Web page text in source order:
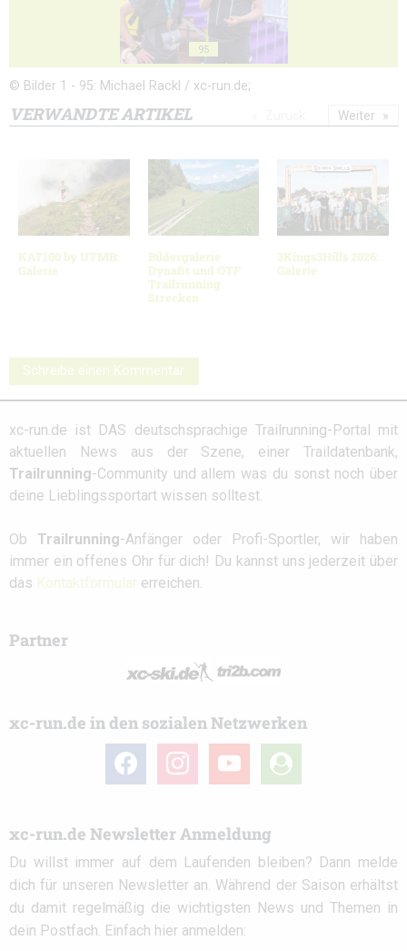
95
© Bilder 1 - 95: Michael Rackl / xc-run.de;
VERWANDTE ARTIKEL
KAT100 by UTMB:
Galerie
Bildergalerie
Dynafit und OTF
Trailrunning
Strecken
3Kings3Hills 2026:
Galerie
Weiter
Schreibe einen Kommentar
xc-run.de ist DAS deutschsprachige Trailrunning-Portal mit
aktuellen News aus der Szene, einer Traildatenbank,
Trailrunning-Community und allem was du sonst noch über
deine Lieblingssportart wissen solltest.
Ob Trailrunning-Anfänger oder Profi-Sportler, wir haben
immer ein offenes Ohr für dich! Du kannst uns jederzeit über
das Kontaktformular erreichen.
Partner
xc-run.de in den sozialen Netzwerken
facebook instagramyoutube
user-
circle
xc-run.de Newsletter Anmeldung
Du willst immer auf dem Laufenden bleiben? Dann melde
dich für unseren Newsletter an. Während der Saison erhältst
du damit regelmäßig die wichtigsten News und Themen in
dein Postfach. Einfach hier anmelden: